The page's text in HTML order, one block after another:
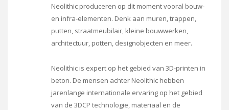
Neolithic produceren op dit moment vooral bouw-
en infra-elementen. Denk aan muren, trappen,
putten, straatmeubilair, kleine bouwwerken,
architectuur, potten, designobjecten en meer.
Neolithic is expert op het gebied van 3D-printen in
beton. De mensen achter Neolithic hebben
jarenlange internationale ervaring op het gebied
van de 3DCP technologie, materiaal en de